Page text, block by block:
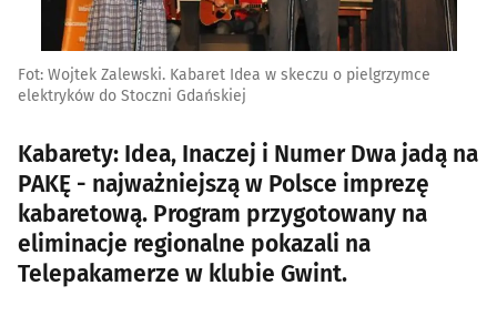
Fot: Wojtek Zalewski. Kabaret Idea w skeczu o pielgrzymce
elektryków do Stoczni Gdańskiej
Kabarety: Idea, Inaczej i Numer Dwa jadą na
PAKĘ - najważniejszą w Polsce imprezę
kabaretową. Program przygotowany na
eliminacje regionalne pokazali na
Telepakamerze w klubie Gwint.